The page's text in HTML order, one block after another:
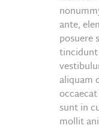
ante,
posuere
aliquam
sunt in
mollit